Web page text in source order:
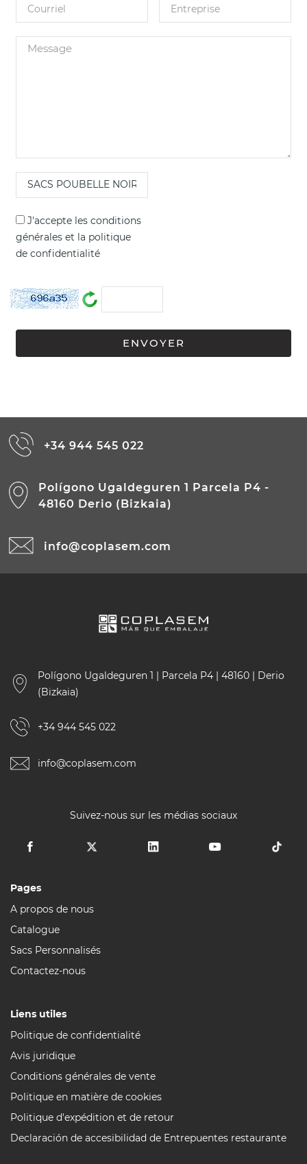
J'accepte les conditions
générales et la politique
de confidentialité
+34 944 545 022
Polígono Ugaldeguren 1 Parcela P4 -
48160 Derio (Bizkaia)
info@coplasem.com
Polígono Ugaldeguren 1 | Parcela P4 | 48160 | Derio
(Bizkaia)
+34 944 545 022
info@coplasem.com
Suivez-nous sur les médias sociaux
Pages
A propos de nous
Catalogue
Sacs Personnalisés
Contactez-nous
Liens utiles
Politique de confidentialité
Avis juridique
Conditions générales de vente
Politique en matière de cookies
Politique d'expédition et de retour
Declaración de accesibilidad de Entrepuentes restaurante